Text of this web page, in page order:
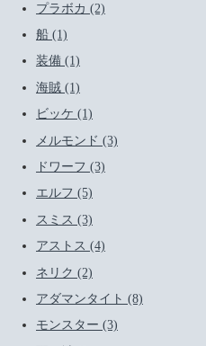
プラボカ (2)
船 (1)
装備 (1)
海賊 (1)
ビッケ (1)
メルモンド (3)
ドワーフ (3)
エルフ (5)
スミス (3)
アストス (4)
ネリク (2)
アダマンタイト (8)
モンスター (3)